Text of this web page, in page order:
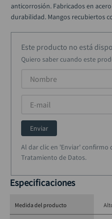
anticorrosión. Fabricados en
durabilidad. Mangos recubiertos
Este producto no está
Quiero saber cuando este
Enviar
Al dar clic en 'Enviar' confirmo
Tratamiento de Datos.
Especificaciones
Medida del producto